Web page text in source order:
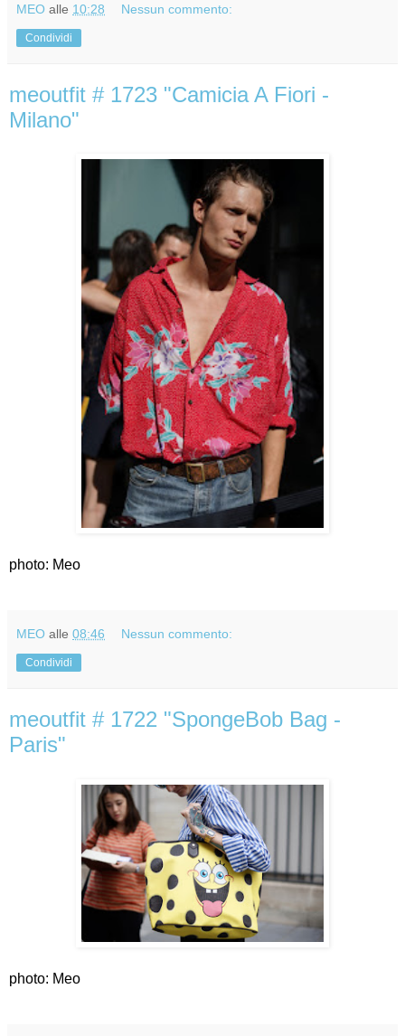
MEO alle 10:28 Nessun commento:
Condividi
meoutfit # 1723 "Camicia A Fiori -
Milano"
photo: Meo
MEO alle 08:46 Nessun commento:
Condividi
meoutfit # 1722 "SpongeBob Bag -
Paris"
photo: Meo